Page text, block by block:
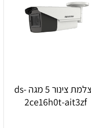
מצלמת צינור 5 מגה ds-
2ce16h0t-ait3zf